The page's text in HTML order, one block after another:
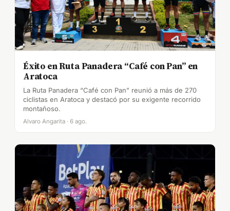
Éxito en Ruta Panadera “Café con Pan” en
Aratoca
La Ruta Panadera “Café con Pan” reunió a más de 270
ciclistas en Aratoca y destacó por su exigente recorrido
montañoso.
Alvaro Angarita · 6 ago.